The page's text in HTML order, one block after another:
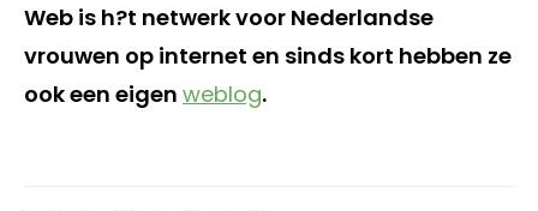
Web is h?t netwerk voor Nederlandse
vrouwen op internet en sinds kort hebben ze
ook een eigen weblog.